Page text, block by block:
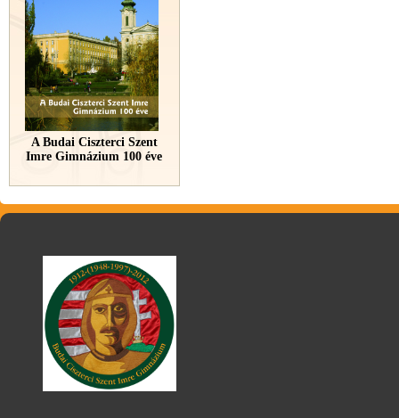
A Budai Ciszterci Szent
Imre Gimnázium 100 éve